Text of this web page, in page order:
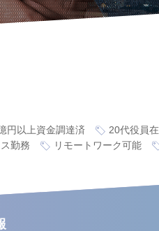
円以上資金調達済 20代役員
勤務 リモートワーク可能